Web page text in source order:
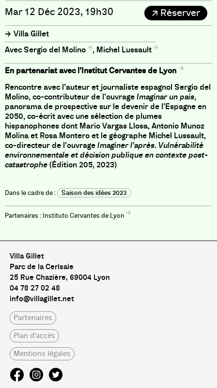
Mar 12 Déc 2023, 19h30 Réserver
Villa Gillet
Sergio del Molino
, Michel Lussault
En partenariat avec l’Institut Cervantes de Lyon
Rencontre avec l’auteur et journaliste espagnol Sergio del
Molino, co-contributeur de l’ouvrageImaginar un pais,
panorama de prospective sur le devenir de l’Espagne en
2050, co-écrit avec une sélection de plumes
hispanophones dont Mario Vargas Llosa, Antonio Munoz
Molina et Rosa Montero et le géographe Michel Lussault,
co-directeur de l’ouvrageImaginer l’après. Vulnérabilité
environnementale et décision publique en contexte post-
catastrophe(Édition 205, 2023)
Saison des idées 2023
Instituto Cervantes de Lyon
Villa Gillet
Parc de la Cerisaie
25 Rue Chazière, 69004 Lyon
04 78 27 02 48
info@villagillet.net
Partenaires
Plan d'accès
Mentions légales